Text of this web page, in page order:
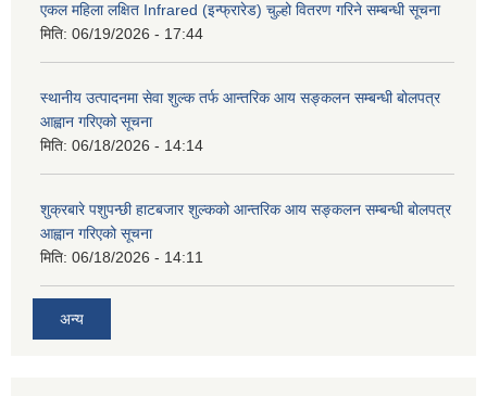
एकल महिला लक्षित Infrared (इन्फ्रारेड) चुल्हो वितरण गरिने सम्बन्धी सूचना
मिति: 06/19/2026 - 17:44
स्थानीय उत्पादनमा सेवा शुल्क तर्फ आन्तरिक आय सङ्कलन सम्बन्धी बोलपत्र
आह्वान गरिएको सूचना
मिति: 06/18/2026 - 14:14
शुक्रबारे पशुपन्छी हाटबजार शुल्कको आन्तरिक आय सङ्कलन सम्बन्धी बोलपत्र
आह्वान गरिएको सूचना
मिति: 06/18/2026 - 14:11
अन्य